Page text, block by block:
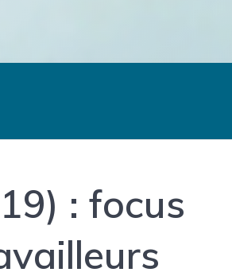
: focus